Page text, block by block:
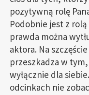
pozytywną rolę
Podobnie jest z
prawda można
aktora. Na
przeszkadza w
wyłącznie dla
odcinkach nie